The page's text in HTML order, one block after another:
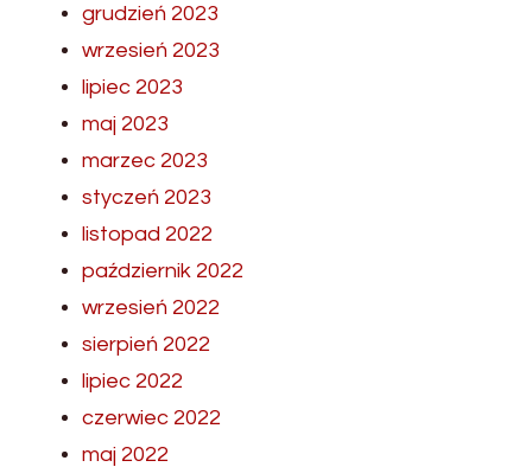
grudzień 2023
wrzesień 2023
lipiec 2023
maj 2023
marzec 2023
styczeń 2023
listopad 2022
październik 2022
wrzesień 2022
sierpień 2022
lipiec 2022
czerwiec 2022
maj 2022